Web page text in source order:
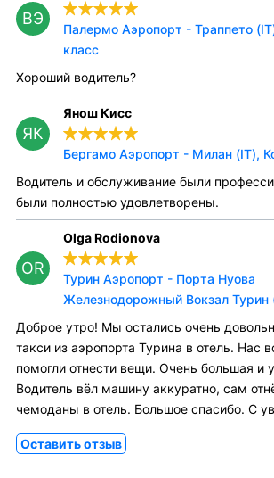
ВЭ
Палермо Аэропорт - Траппето
класс
Хороший водитель?
ЯК
Янош Кисс
Бергамо Аэропорт - Милан (IT),
Водитель и обслуживание были
были полностью удовлетворены.
OR
Olga Rodionova
Турин Аэропорт - Порта Нуова
Железнодорожный Вокзал Турин
Доброе утро! Мы остались очень
такси из аэропорта Турина в отель. Нас
помогли отнести вещи. Очень большая и
Водитель вёл машину аккуратно, сам
чемоданы в отель. Большое спасибо. С
Оставить отзыв